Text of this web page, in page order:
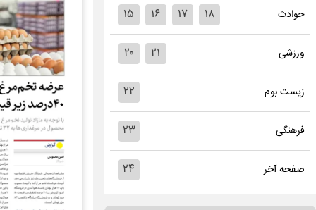
حوادث ۱۵ ۱۶ ۱۷ ۱۸
ورزشی ۲۰ ۲۱
زیست بوم ۲۲
فرهنگی ۲۳
صفحه آخر ۲۴